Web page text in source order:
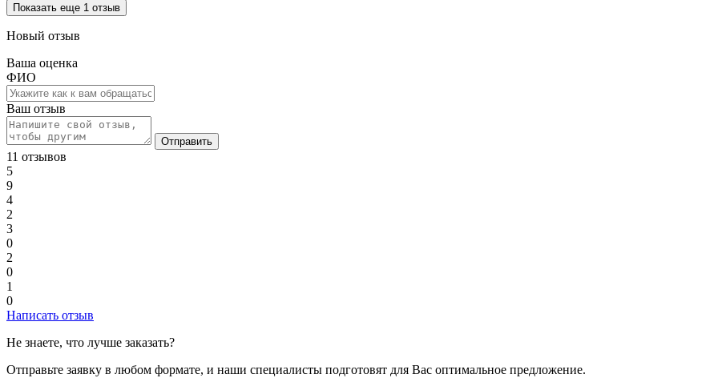
Показать еще 1 отзыв
Новый отзыв
Ваша оценка
ФИО
Ваш отзыв
Отправить
11 отзывов
5
9
4
2
3
0
2
0
1
0
Написать отзыв
Не знаете, что лучше заказать?
Отправьте заявку в любом формате, и наши специалисты подготовят для Вас оптимальное предложение.